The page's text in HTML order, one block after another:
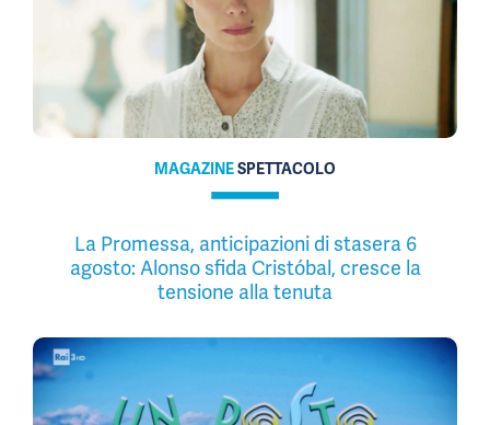
MAGAZINESPETTACOLO
La Promessa, anticipazioni di stasera 6
agosto: Alonso sfida Cristóbal, cresce la
tensione alla tenuta